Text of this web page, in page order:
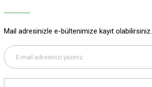
Bu ürüne benzer farklı alternatifler olmalı.
Mail adresinizle e-bültenimize kayıt olabilirsiniz.